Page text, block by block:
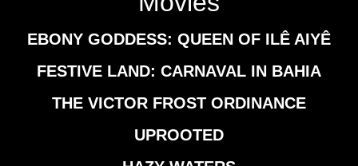
EBONY GODDESS: QUEEN OF ILÊ AIYÊ
FESTIVE LAND: CARNAVAL IN BAHIA
THE VICTOR FROST ORDINANCE
UPROOTED